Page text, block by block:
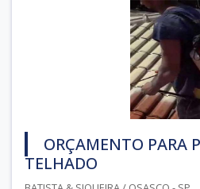
ORÇAMENTO PARA
TELHADO